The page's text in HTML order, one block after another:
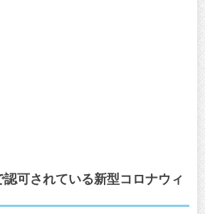
可されている新型コロナウィ